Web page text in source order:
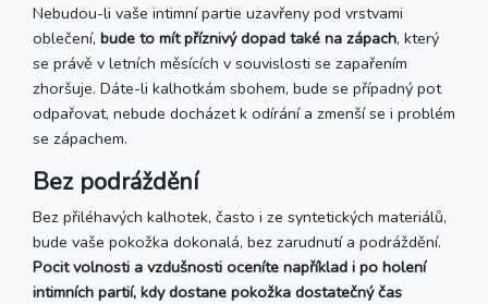
Nebudou-li vaše intimní partie uzavřeny pod vrstvami
oblečení, bude to mít příznivý dopad také na zápach, který
se právě v letních měsících v souvislosti se zapařením
zhoršuje. Dáte-li kalhotkám sbohem, bude se případný pot
odpařovat, nebude docházet k odírání a zmenší se i problém
se zápachem.
Bez podráždění
Bez přiléhavých kalhotek, často i ze syntetických materiálů,
bude vaše pokožka dokonalá, bez zarudnutí a podráždění.
Pocit volnosti a vzdušnosti oceníte například i po holení
intimních partií, kdy dostane pokožka dostatečný čas